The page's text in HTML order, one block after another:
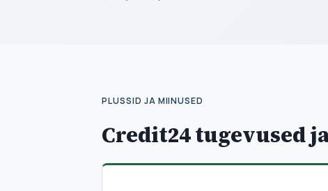
PLUSSID JA MIINUSED
Credit24 tugevused